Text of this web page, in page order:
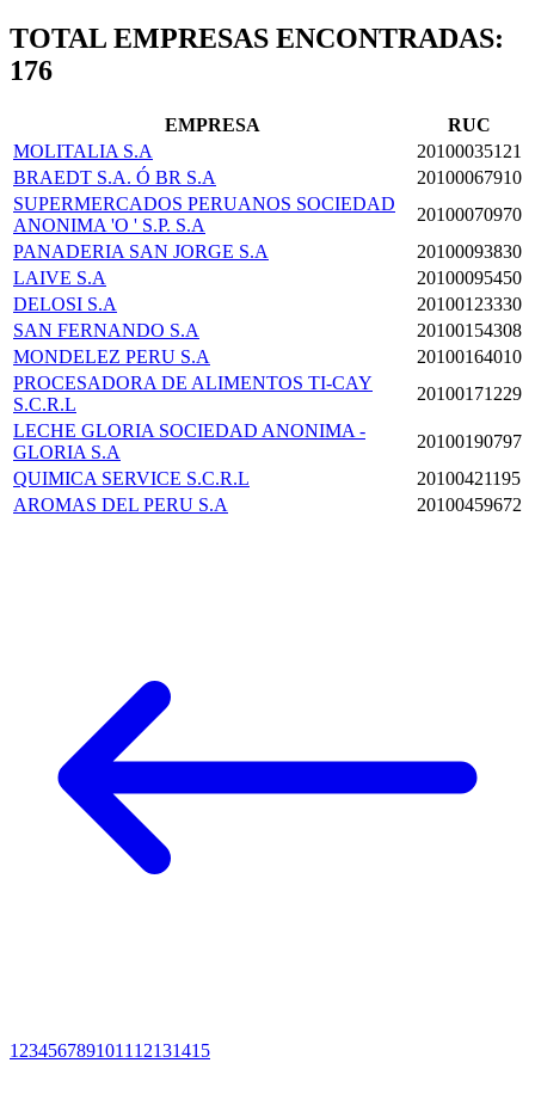
TOTAL EMPRESAS ENCONTRADAS:
176
EMPRESA
RUC
MOLITALIA S.A
20100035121
BRAEDT S.A. Ó BR S.A
20100067910
SUPERMERCADOS PERUANOS SOCIEDAD
ANONIMA 'O ' S.P. S.A
20100070970
PANADERIA SAN JORGE S.A
20100093830
LAIVE S.A
20100095450
DELOSI S.A
20100123330
SAN FERNANDO S.A
20100154308
MONDELEZ PERU S.A
20100164010
PROCESADORA DE ALIMENTOS TI-CAY
S.C.R.L
20100171229
LECHE GLORIA SOCIEDAD ANONIMA -
GLORIA S.A
20100190797
QUIMICA SERVICE S.C.R.L
20100421195
AROMAS DEL PERU S.A
20100459672
1 234567891011 12131415